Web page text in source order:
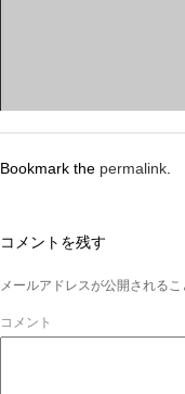
Bookmark the permalink.
コメントを残す
メールアドレスが公開される
コメント